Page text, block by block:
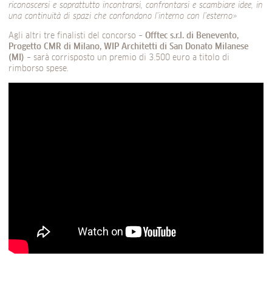
riconoscersi e soprattutto incontrarsi, confrontarsi e scambiare idee, in
una continuità di spazi che confondono l’interno con l’esterno»
Agli altri tre finalisti del concorso – Offtec s.r.l. di Benevento,
Progetto CMR di Milano, WIP Architetti di San Donato Milanese
(MI) – sarà corrisposto un premio di 3.500 euro a titolo di
rimborso spese.